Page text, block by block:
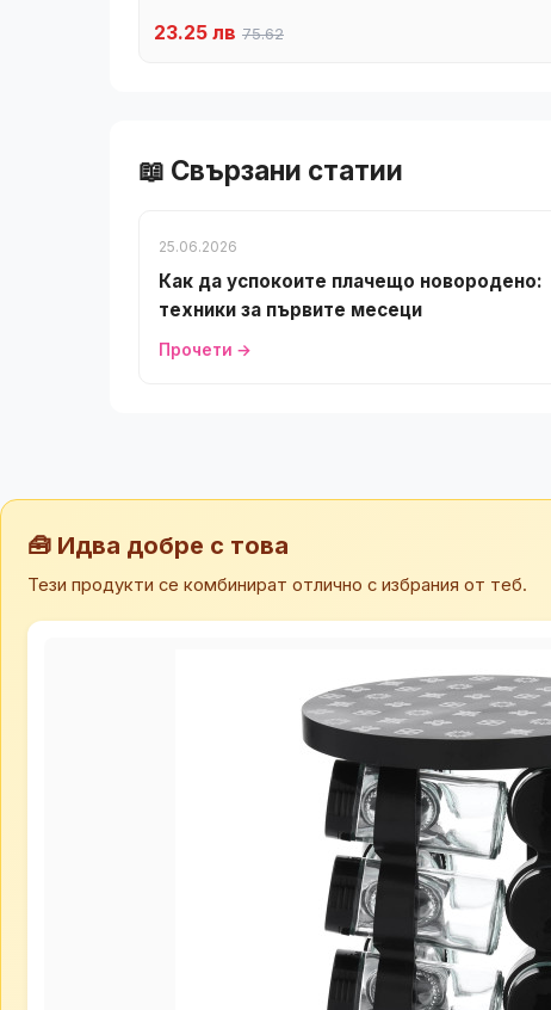
23.25 лв 75.62
📖 Свързани статии
25.06.2026
Как да успокоите плачещо новородено:
техники за първите месеци
Прочети →
🧰 Идва добре с това
Тези продукти се комбинират отлично с избрания от теб.